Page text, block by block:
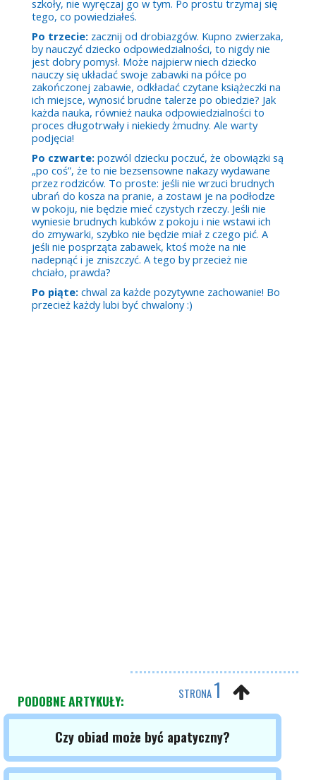
szkoły, nie wyręczaj go w tym. Po prostu trzymaj się
tego, co powiedziałeś.
Po trzecie:zacznij od drobiazgów. Kupno zwierzaka,
by nauczyć dziecko odpowiedzialności, to nigdy nie
jest dobry pomysł. Może najpierw niech dziecko
nauczy się układać swoje zabawki na półce po
zakończonej zabawie, odkładać czytane książeczki na
ich miejsce, wynosić brudne talerze po obiedzie? Jak
każda nauka, również nauka odpowiedzialności to
proces długotrwały i niekiedy żmudny. Ale warty
podjęcia!
Po czwarte:pozwól dziecku poczuć, że obowiązki są
„po coś”, że to nie bezsensowne nakazy wydawane
przez rodziców. To proste: jeśli nie wrzuci brudnych
ubrań do kosza na pranie, a zostawi je na podłodze
w pokoju, nie będzie mieć czystych rzeczy. Jeśli nie
wyniesie brudnych kubków z pokoju i nie wstawi ich
do zmywarki, szybko nie będzie miał z czego pić. A
jeśli nie posprząta zabawek, ktoś może na nie
nadepnąć i je zniszczyć. A tego by przecież nie
chciało, prawda?
Po piąte:chwal za każde pozytywne zachowanie! Bo
przecież każdy lubi być chwalony :)
STRONA1
PODOBNE ARTYKUŁY:
Czy obiad może być apatyczny?